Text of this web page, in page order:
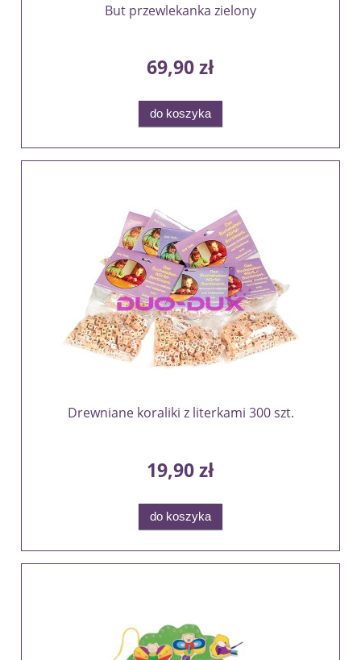
But przewlekanka zielony
69,90 zł
do koszyka
Drewniane koraliki z literkami 300 szt.
19,90 zł
do koszyka